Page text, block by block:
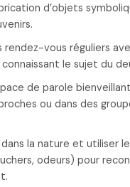
d’objets
rendez-vous réguliers
le sujet du
de parole
ou dans des
dans la nature et utiliser
odeurs) pour